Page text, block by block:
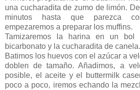
una cucharadita de zumo de limón.
minutos hasta que parezca
empezaremos a preparar los muffins.
Tamizaremos la harina en un bol
bicarbonato y la cucharadita de
Batimos los huevos con el azúcar a
doblen de tamaño. Añadimos, a
posible, el aceite y el
buttermilk
poco a poco, iremos echando la